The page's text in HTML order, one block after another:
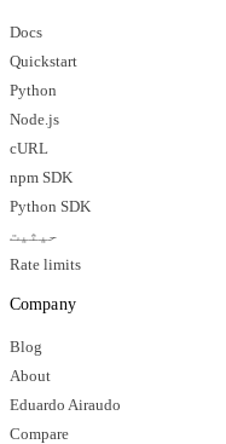
Docs
Quickstart
Python
Node.js
cURL
npm SDK
Python SDK
حیثیت
Rate limits
Company
Blog
About
Eduardo Airaudo
Compare